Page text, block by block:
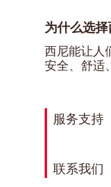
为什么选择
西尼能让人
安全、舒适
服务支持
联系我们